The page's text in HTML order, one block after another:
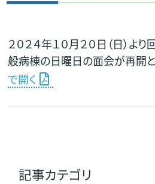
２０２４年１０月２０日（日）よ
般病棟の日曜日の面会が再開と
で開く
記事カテゴリ